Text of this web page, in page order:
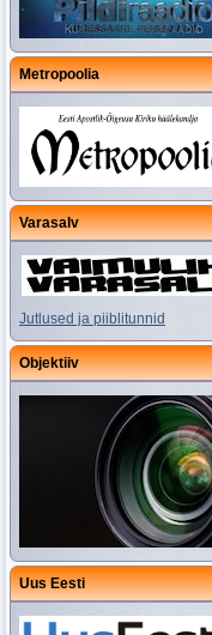
Metropoolia
Varasalv
Jutlused ja piiblitunnid
Objektiiv
Uus Eesti